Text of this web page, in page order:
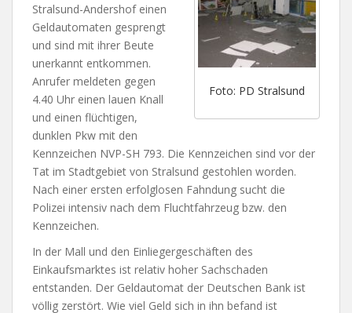
Foto: PD Stralsund
Stralsund-Andershof einen
Geldautomaten gesprengt
und sind mit ihrer Beute
unerkannt entkommen.
Anrufer meldeten gegen
4.40 Uhr einen lauen Knall
und einen flüchtigen,
dunklen Pkw mit den
Kennzeichen NVP-SH 793. Die Kennzeichen sind vor der
Tat im Stadtgebiet von Stralsund gestohlen worden.
Nach einer ersten erfolglosen Fahndung sucht die
Polizei intensiv nach dem Fluchtfahrzeug bzw. den
Kennzeichen.
In der Mall und den Einliegergeschäften des
Einkaufsmarktes ist relativ hoher Sachschaden
entstanden. Der Geldautomat der Deutschen Bank ist
völlig zerstört. Wie viel Geld sich in ihn befand ist